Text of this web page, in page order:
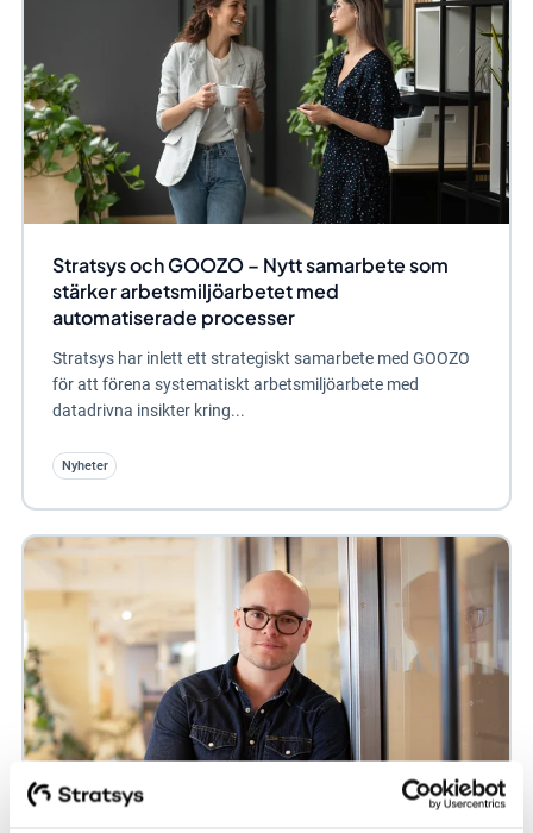
Stratsys och GOOZO – Nytt samarbete som
stärker arbetsmiljöarbetet med
automatiserade processer
Stratsys har inlett ett strategiskt samarbete med GOOZO
för att förena systematiskt arbetsmiljöarbete med
datadrivna insikter kring...
Nyheter